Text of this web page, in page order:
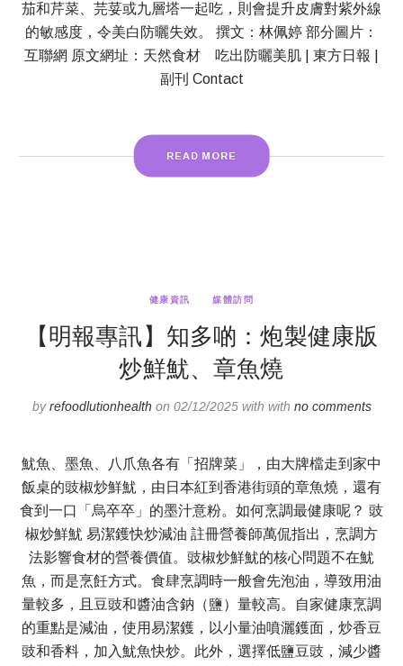
茄和芹菜、芫荽或九層塔一起吃，則會提升皮膚對紫外線
的敏感度，令美白防曬失效。 撰文：林佩婷 部分圖片：
互聯網 原文網址：天然食材 吃出防曬美肌 | 東方日報 |
副刊 Contact
READ MORE
健康資訊 媒體訪問
【明報專訊】知多啲：炮製健康版
炒鮮魷、章魚燒
byrefoodlutionhealth on 02/12/2025 with with no comments
魷魚、墨魚、八爪魚各有「招牌菜」，由大牌檔走到家中
飯桌的豉椒炒鮮魷，由日本紅到香港街頭的章魚燒，還有
食到一口「烏卒卒」的墨汁意粉。如何烹調最健康呢？ 豉
椒炒鮮魷 易潔鑊快炒減油 註冊營養師萬侃指出，烹調方
法影響食材的營養價值。豉椒炒鮮魷的核心問題不在魷
魚，而是烹飪方式。食肆烹調時一般會先泡油，導致用油
量較多，且豆豉和醬油含鈉（鹽）量較高。自家健康烹調
的重點是減油，使用易潔鑊，以小量油噴灑鑊面，炒香豆
豉和香料，加入魷魚快炒。此外，選擇低鹽豆豉，減少醬